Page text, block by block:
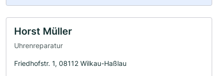
Horst Müller
Uhrenreparatur
Friedhofstr. 1, 08112 Wilkau-Haßlau